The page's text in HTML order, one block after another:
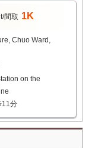
間取 1K
Chuo Ward,
on the
11分